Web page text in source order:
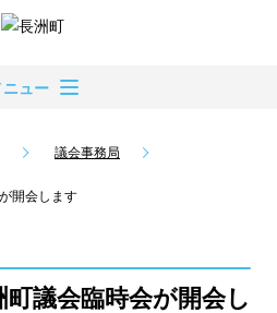
ニュー
議会事務局
開会します
議会臨時会が開会し